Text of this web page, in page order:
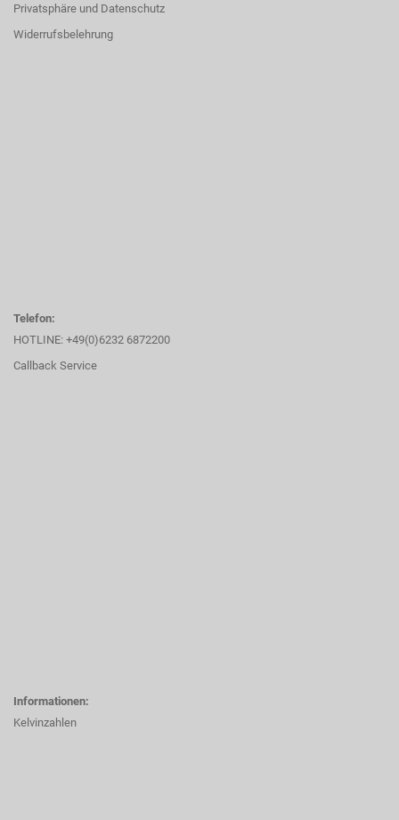
Privatsphäre und Datenschutz
Widerrufsbelehrung
Telefon:
HOTLINE: +49(0)6232 6872200
Callback Service
Informationen:
Kelvinzahlen